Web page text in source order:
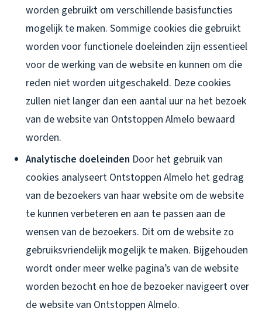
worden gebruikt om verschillende basisfuncties
mogelijk te maken. Sommige cookies die gebruikt
worden voor functionele doeleinden zijn essentieel
voor de werking van de website en kunnen om die
reden niet worden uitgeschakeld. Deze cookies
zullen niet langer dan een aantal uur na het bezoek
van de website van Ontstoppen Almelo bewaard
worden.
Analytische doeleinden Door het gebruik van
cookies analyseert Ontstoppen Almelo het gedrag
van de bezoekers van haar website om de website
te kunnen verbeteren en aan te passen aan de
wensen van de bezoekers. Dit om de website zo
gebruiksvriendelijk mogelijk te maken. Bijgehouden
wordt onder meer welke pagina’s van de website
worden bezocht en hoe de bezoeker navigeert over
de website van Ontstoppen Almelo.